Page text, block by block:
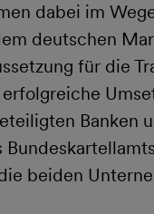
dabei im
deutschen
für die
Banken
beiden